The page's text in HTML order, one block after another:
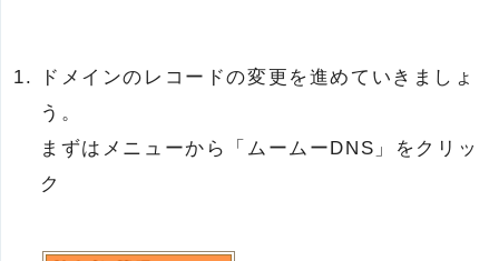
ドメインのレコードの変更を進めていきましょ
う。
まずはメニューから「ムームーDNS」をクリッ
ク